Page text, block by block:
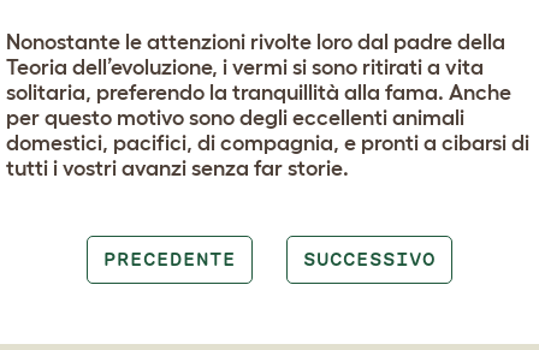
Nonostante le attenzioni rivolte loro dal padre della
Teoria dell’evoluzione, i vermi si sono ritirati a vita
solitaria, preferendo la tranquillità alla fama. Anche
per questo motivo sono degli eccellenti animali
domestici, pacifici, di compagnia, e pronti a cibarsi di
tutti i vostri avanzi senza far storie.
PRECEDENTE SUCCESSIVO